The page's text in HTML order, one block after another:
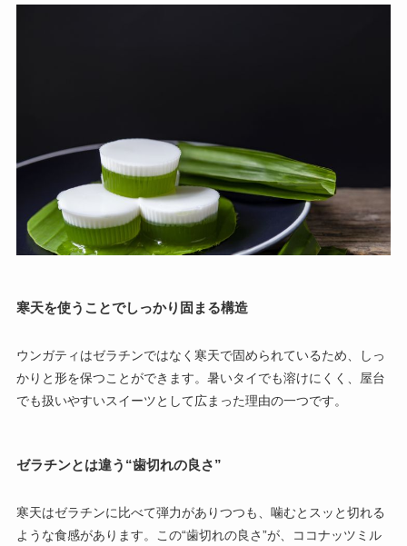
寒天を使うことでしっかり固まる構造
ウンガティはゼラチンではなく寒天で固められているため、しっ
かりと形を保つことができます。暑いタイでも溶けにくく、屋台
でも扱いやすいスイーツとして広まった理由の一つです。
ゼラチンとは違う“歯切れの良さ”
寒天はゼラチンに比べて弾力がありつつも、噛むとスッと切れる
ような食感があります。この“歯切れの良さ”が、ココナッツミル